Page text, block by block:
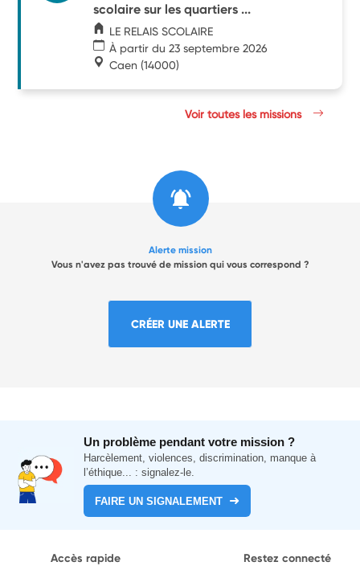
scolaire sur les quartiers ...
LE RELAIS SCOLAIRE
À partir du 23 septembre 2026
Caen (14000)
Voir toutes les missions
Alerte mission
Vous n'avez pas trouvé de mission qui vous correspond ?
CRÉER UNE ALERTE
Un problème pendant votre mission ?
Harcèlement, violences, discrimination, manque à
l’éthique... : signalez-le.
FAIRE UN SIGNALEMENT
Accès rapide Restez connecté